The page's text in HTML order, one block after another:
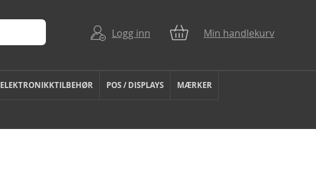
Logg inn Min handlekurv
ELEKTRONIKKTILBEHØR POS / DISPLAYS MÆRKER